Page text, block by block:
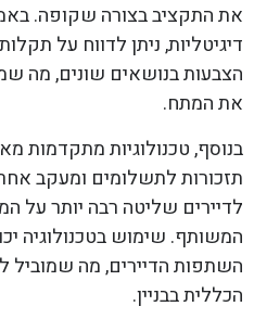
את התקציב בצורה שקופה.
דיגיטליות, ניתן לדווח על
הצבעות בנושאים שונים, מה
את המתח.
בנוסף, טכנולוגיות מתקדמות
תזכורות לתשלומים ומעקב
לדיירים שליטה רבה יותר על
המשותף. שימוש בטכנולוגיה
השתפות הדיירים, מה שמוביל
הכללית בבניין.